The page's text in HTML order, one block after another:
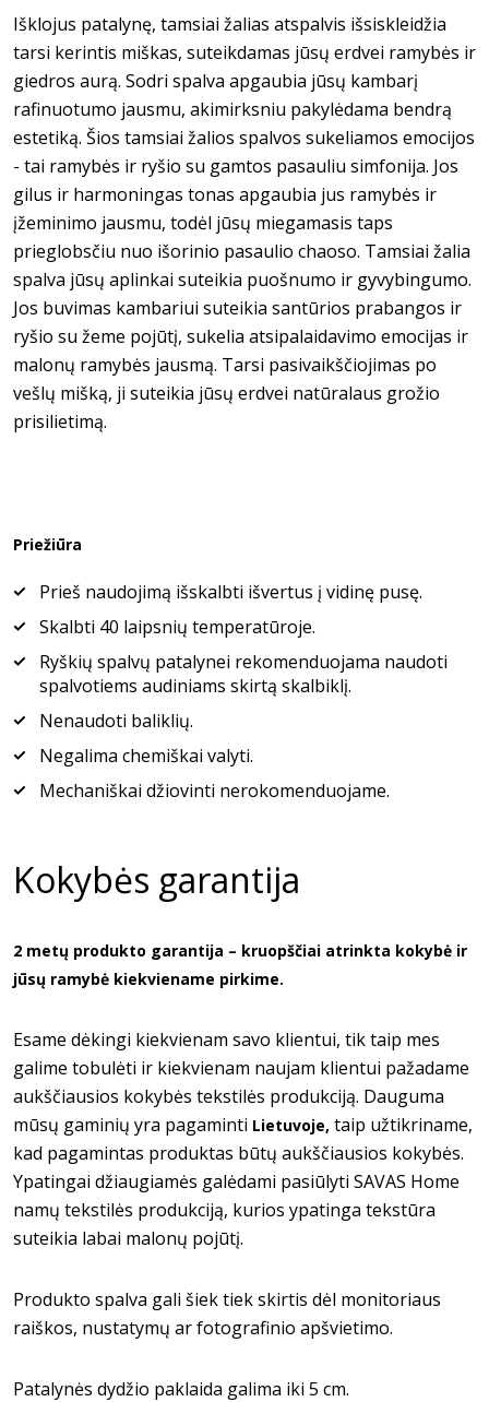
Išklojus patalynę, tamsiai žalias atspalvis išsiskleidžia
tarsi kerintis miškas, suteikdamas jūsų erdvei ramybės ir
giedros aurą. Sodri spalva apgaubia jūsų kambarį
rafinuotumo jausmu, akimirksniu pakylėdama bendrą
estetiką. Šios tamsiai žalios spalvos sukeliamos emocijos
- tai ramybės ir ryšio su gamtos pasauliu simfonija. Jos
gilus ir harmoningas tonas apgaubia jus ramybės ir
įžeminimo jausmu, todėl jūsų miegamasis taps
prieglobsčiu nuo išorinio pasaulio chaoso. Tamsiai žalia
spalva jūsų aplinkai suteikia puošnumo ir gyvybingumo.
Jos buvimas kambariui suteikia santūrios prabangos ir
ryšio su žeme pojūtį, sukelia atsipalaidavimo emocijas ir
malonų ramybės jausmą. Tarsi pasivaikščiojimas po
vešlų mišką, ji suteikia jūsų erdvei natūralaus grožio
prisilietimą.
Priežiūra
Prieš naudojimą išskalbti išvertus į vidinę pusę.
Skalbti 40 laipsnių temperatūroje.
Ryškių spalvų patalynei rekomenduojama naudoti
spalvotiems audiniams skirtą skalbiklį.
Nenaudoti baliklių.
Negalima chemiškai valyti.
Mechaniškai džiovinti nerokomenduojame.
Kokybės garantija
2 metų produkto garantija – kruopščiai atrinkta kokybė ir
jūsų ramybė kiekviename pirkime.
Esame dėkingi kiekvienam savo klientui, tik taip mes
galime tobulėti ir kiekvienam naujam klientui pažadame
aukščiausios kokybės tekstilės produkciją. Dauguma
mūsų gaminių yra pagaminti Lietuvoje, taip užtikriname,
kad pagamintas produktas būtų aukščiausios kokybės.
Ypatingai džiaugiamės galėdami pasiūlyti SAVAS Home
namų tekstilės produkciją, kurios ypatinga tekstūra
suteikia labai malonų pojūtį.
Produkto spalva gali šiek tiek skirtis dėl monitoriaus
raiškos, nustatymų ar fotografinio apšvietimo.
Patalynės dydžio paklaida galima iki 5 cm.